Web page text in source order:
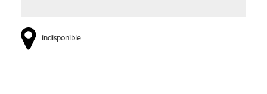
indisponible